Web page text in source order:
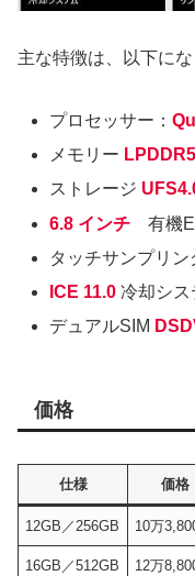
主な特徴は、以下にな
プロセッサー：
メモリー
ストレージ
6.8 インチ 有機
タッチサンプリ
ICE 11.0冷却シス
デュアルSIM
価格
仕様 価格
12GB／256GB 10万
16GB／512GB 12万